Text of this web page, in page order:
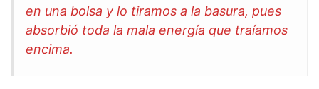
en una bolsa y lo tiramos a la basura, pues
absorbió toda la mala energía que traíamos
encima.